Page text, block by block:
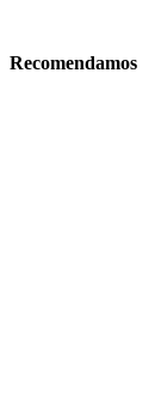
Recomendamos